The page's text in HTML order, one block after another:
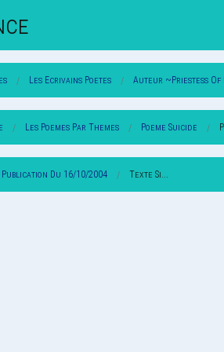
Les Ecrivains Poetes Auteur ~Priestess Of
Les Poemes Par Themes Poeme Suicide
Publication Du 16/10/2004 Texte Si...